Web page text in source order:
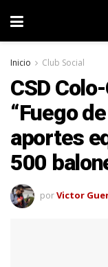
Inicio Club Social
CSD
“Fuego
aportes
500
porVictor